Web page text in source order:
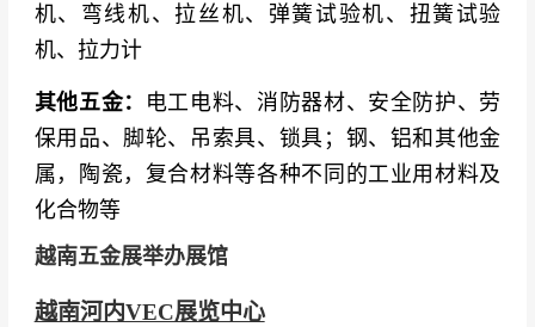
机、弯线机、拉丝机、弹簧试验机、扭簧试验
机、拉力计
其他五金：
电工电料、消防器材、安全防护、劳
保用品、脚轮、吊索具、锁具；钢、铝和其他金
属，陶瓷，复合材料等各种不同的工业用材料及
化合物等
越南五金展举办展馆
越南河内VEC展览中心